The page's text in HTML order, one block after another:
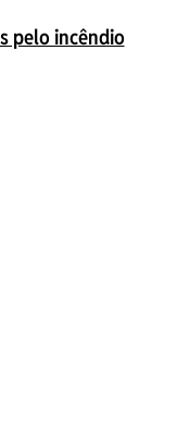
pelo incêndio